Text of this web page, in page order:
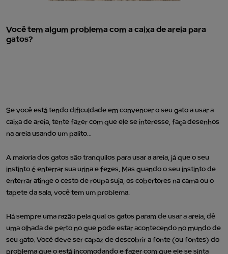
Você tem algum problema com a caixa de areia para
gatos?
Se você está tendo dificuldade em convencer o seu gato a usar a
caixa de areia, tente fazer com que ele se interesse, faça desenhos
na areia usando um palito…
A maioria dos gatos são tranquilos para usar a areia, já que o seu
instinto é enterrar sua urina e fezes. Mas quando o seu instinto de
enterrar atinge o cesto de roupa suja, os cobertores na cama ou o
tapete da sala, você tem um problema.
Há sempre uma razão pela qual os gatos param de usar a areia, dê
uma olhada de perto no que pode estar acontecendo no mundo de
seu gato. Você deve ser capaz de descobrir a fonte (ou fontes) do
problema que o está incomodando e fazer com que ele se sinta